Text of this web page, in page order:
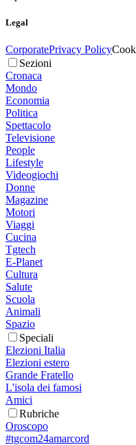
Legal
CorporatePrivacy Policy
Sezioni
Cronaca
Mondo
Economia
Politica
Spettacolo
Televisione
People
Lifestyle
Videogiochi
Donne
Magazine
Motori
Viaggi
Cucina
Tgtech
E-Planet
Cultura
Salute
Scuola
Animali
Spazio
Speciali
Elezioni Italia
Elezioni estero
Grande Fratello
L'isola dei famosi
Amici
Rubriche
Oroscopo
#tgcom24amarcord